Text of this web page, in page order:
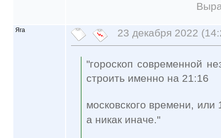
Яга 23 декабря 2022
"гороскоп современной
строить именно на 21:16
московского времени,
а никак иначе."